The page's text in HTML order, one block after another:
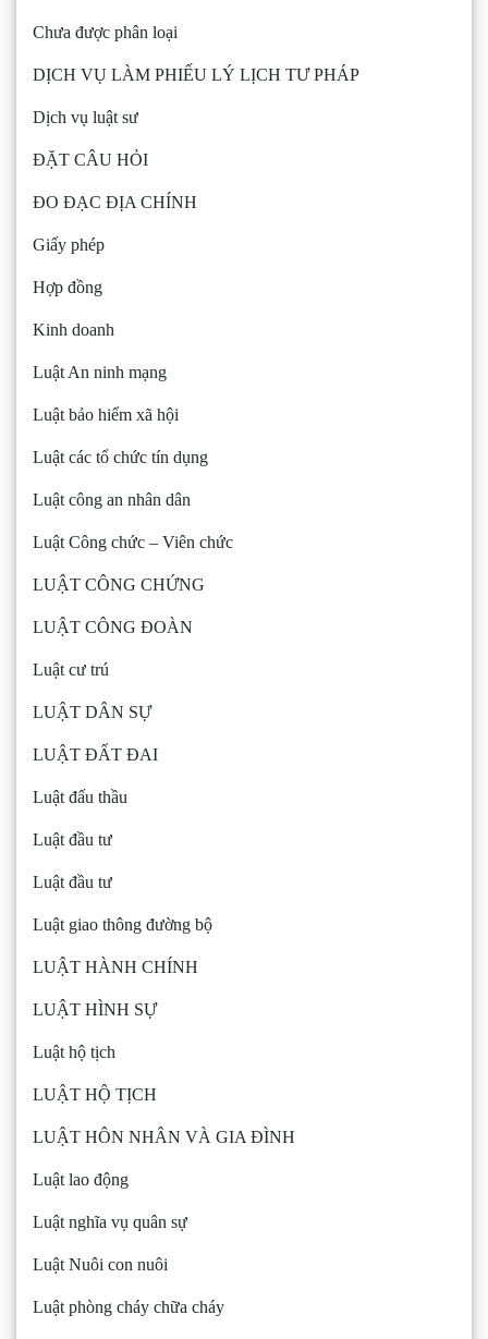
Chưa được phân loại
DỊCH VỤ LÀM PHIẾU LÝ LỊCH TƯ PHÁP
Dịch vụ luật sư
ĐẶT CÂU HỎI
ĐO ĐẠC ĐỊA CHÍNH
Giấy phép
Hợp đồng
Kinh doanh
Luật An ninh mạng
Luật bảo hiểm xã hội
Luật các tổ chức tín dụng
Luật công an nhân dân
Luật Công chức – Viên chức
LUẬT CÔNG CHỨNG
LUẬT CÔNG ĐOÀN
Luật cư trú
LUẬT DÂN SỰ
LUẬT ĐẤT ĐAI
Luật đấu thầu
Luật đầu tư
Luật đầu tư
Luật giao thông đường bộ
LUẬT HÀNH CHÍNH
LUẬT HÌNH SỰ
Luật hộ tịch
LUẬT HỘ TỊCH
LUẬT HÔN NHÂN VÀ GIA ĐÌNH
Luật lao động
Luật nghĩa vụ quân sự
Luật Nuôi con nuôi
Luật phòng cháy chữa cháy